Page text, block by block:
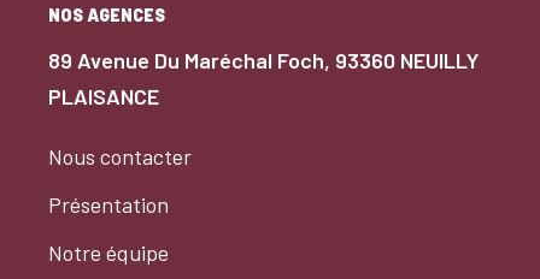
NOS AGENCES
89 Avenue Du Maréchal Foch, 93360 NEUILLY
PLAISANCE
Nous contacter
Présentation
Notre équipe